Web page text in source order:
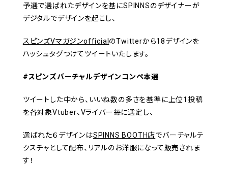
予選で選ばれたデザインを基にSPINNSのデザイナーが
デジタルでデザインを起こし、
スピンズVマガジンofficial のTwitterから18デザインを
ハッシュタグつけてツイートいたします。
#スピンズバーチャルデザインコンペ本選
ツイートした中から、いいね数の多さを基準に上位1投稿
を各対象Vtuber、Vライバー毎に選定し、
選ばれた６デザインはSPINNS BOOTH店でバーチャルテ
クスチャとして配布、リアルのお洋服になって販売されま
す！